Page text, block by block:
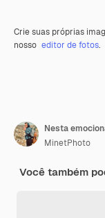
Crie suas próprias
nosso editor de fotos.
MinetPhoto
Você também